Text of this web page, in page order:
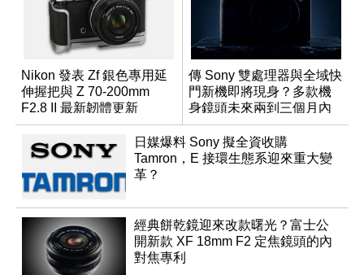
Nikon 發表 Zf 銀色專用延
伸握把與 Z 70-200mm
F2.8 II 最新韌體更新
傳 Sony 雙處理器與全域快
門新機即將現身？多款機
身鏡頭未來兩到三個月內
有望登場
日媒爆料 Sony 擬全資收購
Tamron，E 接環生態系迎來重大變
革？
經典餅乾鏡迎來改款曙光？富士公
開新款 XF 18mm F2 定焦鏡頭的內
對焦專利